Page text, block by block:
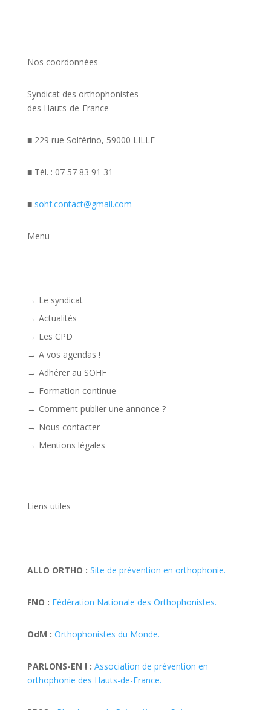
Nos coordonnées
Syndicat des orthophonistes
des Hauts-de-France
■ 229 rue Solférino, 59000 LILLE
■ Tél. : 07 57 83 91 31
■ sohf.contact@gmail.com
Menu
Le syndicat
Actualités
Les CPD
A vos agendas !
Adhérer au SOHF
Formation continue
Comment publier une annonce ?
Nous contacter
Mentions légales
Liens utiles
ALLO ORTHO : Site de prévention en orthophonie.
FNO : Fédération Nationale des Orthophonistes.
OdM : Orthophonistes du Monde.
PARLONS-EN ! : Association de prévention en
orthophonie des Hauts-de-France.